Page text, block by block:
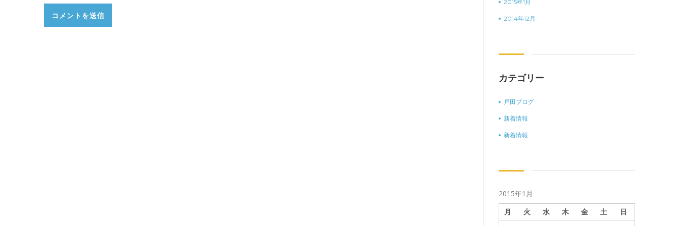
2015年1月
2014年12月
カテゴリー
戸田ブログ
新着情報
新着情報
2015年1月
月
火 水 木 金 土
日